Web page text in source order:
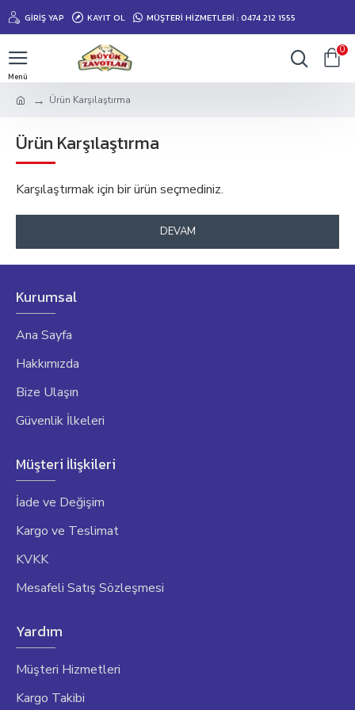
GIRIŞ YAP KAYIT OL MÜŞTERİ HİZMETLERİ : 0474 212 1555
0
Ürün Karşılaştırma
Ürün Karşılaştırma
Karşılaştırmak için bir ürün seçmediniz.
DEVAM
Kurumsal
Ana Sayfa
Hakkımızda
Bize Ulaşın
Güvenlik İlkeleri
Müşteri İlişkileri
İade ve Değişim
Kargo ve Teslimat
KVKK
Mesafeli Satış Sözleşmesi
Yardım
Müşteri Hizmetleri
Kargo Takibi